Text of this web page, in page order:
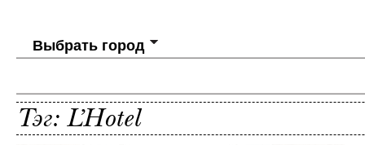
Выбрать город
Тэг: L’Hotel